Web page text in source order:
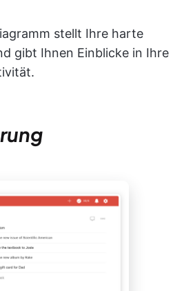
stellt Ihre harte
gibt Ihnen Einblicke in Ihre